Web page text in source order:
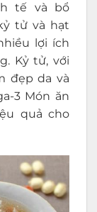
tế và bổ
tử và hạt
lợi ích
Kỷ tử, với
đẹp da và
3 Món ăn
quả cho